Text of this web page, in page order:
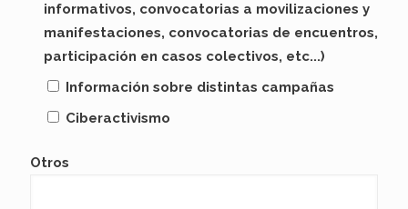
informativos, convocatorias a movilizaciones y
manifestaciones, convocatorias de encuentros,
participación en casos colectivos, etc...)
Información sobre distintas campañas
Ciberactivismo
Otros